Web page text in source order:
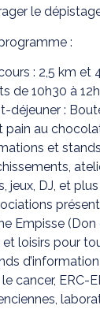
le
:
: 2,5 km et
de 10h30 à
déjeuner :
pain au
et
jeux, DJ, et
Empisse (Don
loisirs pour
cancer, ERC-